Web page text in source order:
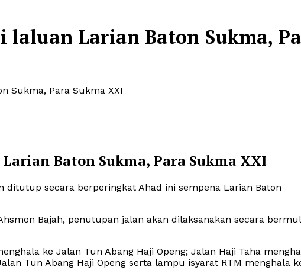
Larian Baton Sukma,
Sukma, Para Sukma XXI
Baton Sukma, Para Sukma XXI
ditutup secara berperingkat Ahad ini sempena Larian Baton
Bajah, penutupan jalan akan dilaksanakan secara
ke Jalan Tun Abang Haji Openg; Jalan Haji Taha
Tun Abang Haji Openg serta lampu isyarat RTM menghala